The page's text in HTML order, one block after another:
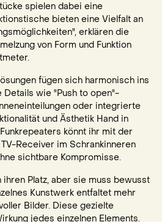
spielen dabei eine
bieten eine Vielfalt an
erklären die
von Form und Funktion
fügen sich harmonisch ins
Details wie "Push to open"-
oder integrierte
und Ästhetik Hand in
könnt ihr mit der
Receiver im Schrankinneren
sichtbare Kompromisse.
Platz, aber sie muss bewusst
Kunstwerk entfaltet mehr
Bilder. Diese gezielte
jedes einzelnen Elements.